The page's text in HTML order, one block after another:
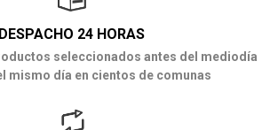
DESPACHO 24 HORAS
seleccionados antes del mediodía
mismo día en cientos de comunas